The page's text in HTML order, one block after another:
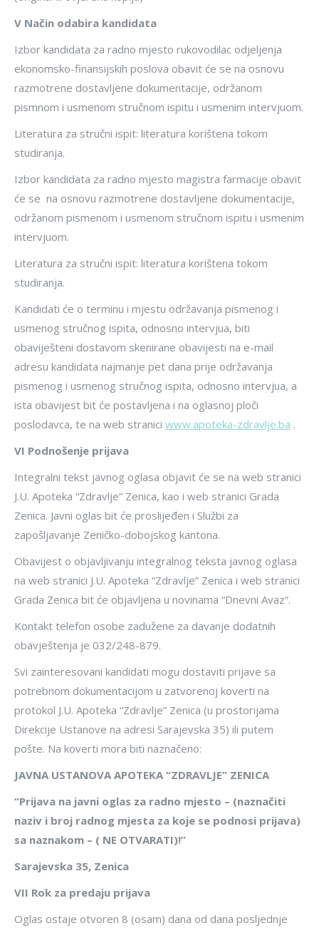
V Način odabira kandidata
Izbor kandidata za radno mjesto rukovodilac odjeljenja
ekonomsko-finansijskih poslova obavit će se na osnovu
razmotrene dostavljene dokumentacije, održanom
pismnom i usmenom stručnom ispitu i usmenim intervjuom.
Literatura za stručni ispit: literatura korištena tokom
studiranja.
Izbor kandidata za radno mjesto magistra farmacije obavit
će se na osnovu razmotrene dostavljene dokumentacije,
održanom pismenom i usmenom stručnom ispitu i usmenim
intervjuom.
Literatura za stručni ispit: literatura korištena tokom
studiranja.
Kandidati će o terminu i mjestu održavanja pismenog i
usmenog stručnog ispita, odnosno intervjua, biti
obaviješteni dostavom skenirane obavijesti na e-mail
adresu kandidata najmanje pet dana prije održavanja
pismenog i usmenog stručnog ispita, odnosno intervjua, a
ista obavijest bit će postavljena i na oglasnoj ploči
poslodavca, te na web stranici www.apoteka-zdravlje.ba .
VI Podnošenje prijava
Integralni tekst javnog oglasa objavit će se na web stranici
J.U. Apoteka “Zdravlje” Zenica, kao i web stranici Grada
Zenica. Javni oglas bit će proslijeđen i Službi za
zapošljavanje Zeničko-dobojskog kantona.
Obavijest o objavljivanju integralnog teksta javnog oglasa
na web stranici J.U. Apoteka “Zdravlje” Zenica i web stranici
Grada Zenica bit će objavljena u novinama “Dnevni Avaz”.
Kontakt telefon osobe zadužene za davanje dodatnih
obavještenja je 032/248-879.
Svi zainteresovani kandidati mogu dostaviti prijave sa
potrebnom dokumentacijom u zatvorenoj koverti na
protokol J.U. Apoteka “Zdravlje” Zenica (u prostorijama
Direkcije Ustanove na adresi Sarajevska 35) ili putem
pošte. Na koverti mora biti naznačeno:
JAVNA USTANOVA APOTEKA “ZDRAVLJE” ZENICA
“Prijava na javni oglas za radno mjesto – (naznačiti
naziv i broj radnog mjesta za koje se podnosi prijava)
sa naznakom – ( NE OTVARATI)!”
Sarajevska 35, Zenica
VII Rok za predaju prijava
Oglas ostaje otvoren 8 (osam) dana od dana posljednje